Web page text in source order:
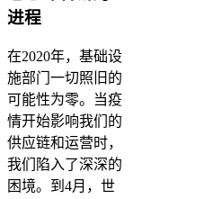
进程
在2020年，基础设
施部门一切照旧的
可能性为零。当疫
情开始影响我们的
供应链和运营时，
我们陷入了深深的
困境。到4月，世